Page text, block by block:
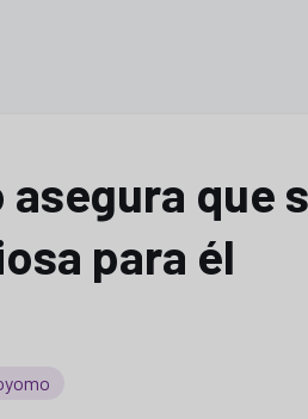
asegura que
para él